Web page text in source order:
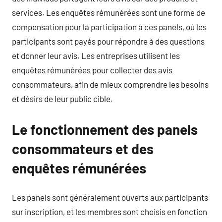
services. Les enquêtes rémunérées sont une forme de
compensation pour la participation à ces panels, où les
participants sont payés pour répondre à des questions
et donner leur avis. Les entreprises utilisent les
enquêtes rémunérées pour collecter des avis
consommateurs, afin de mieux comprendre les besoins
et désirs de leur public cible.
Le fonctionnement des panels
consommateurs et des
enquêtes rémunérées
Les panels sont généralement ouverts aux participants
sur inscription, et les membres sont choisis en fonction